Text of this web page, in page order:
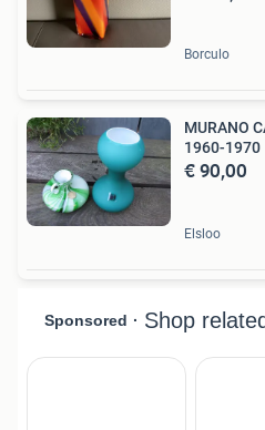
Borculo
MURANO
1960-1970
€ 90,00
Elsloo